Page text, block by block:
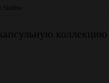
коллекцию